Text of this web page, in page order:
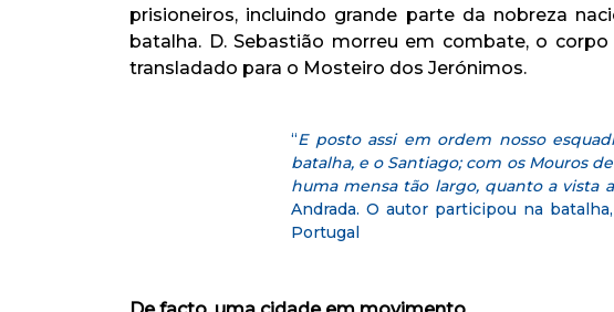
prisioneiros, incluindo grande parte da nobreza
batalha. D. Sebastião morreu em combate, o
transladado para o Mosteiro dos Jerónimos.
“E posto assi em ordem nosso
batalha, e o Santiago; com os Mouros
huma mensa tão largo, quanto a vista
Andrada. O autor participou na
Portugal